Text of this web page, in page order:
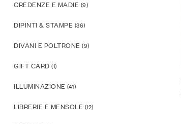
CREDENZE E MADIE (9)
DIPINTI & STAMPE (36)
DIVANI E POLTRONE (9)
GIFT CARD (1)
ILLUMINAZIONE (41)
LIBRERIE E MENSOLE (12)